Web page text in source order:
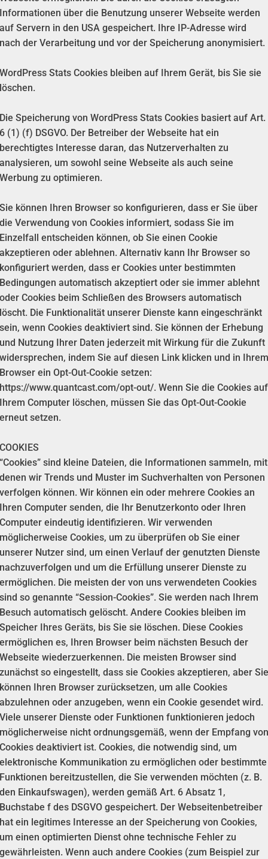
Informationen über die Benutzung unserer Webseite werden
auf Servern in den USA gespeichert. Ihre IP-Adresse wird
nach der Verarbeitung und vor der Speicherung anonymisiert.
WordPress Stats Cookies bleiben auf Ihrem Gerät, bis Sie sie
löschen.
Die Speicherung von WordPress Stats Cookies basiert auf Art.
6 (1) (f) DSGVO. Der Betreiber der Webseite hat ein
berechtigtes Interesse daran, das Nutzerverhalten zu
analysieren, um sowohl seine Webseite als auch seine
Werbung zu optimieren.
Sie können Ihren Browser so konfigurieren, dass er Sie über
die Verwendung von Cookies informiert, sodass Sie im
Einzelfall entscheiden können, ob Sie einen Cookie
akzeptieren oder ablehnen. Alternativ kann Ihr Browser so
konfiguriert werden, dass er Cookies unter bestimmten
Bedingungen automatisch akzeptiert oder sie immer ablehnt
oder Cookies beim Schließen des Browsers automatisch
löscht. Die Funktionalität unserer Dienste kann eingeschränkt
sein, wenn Cookies deaktiviert sind. Sie können der Erhebung
und Nutzung Ihrer Daten jederzeit mit Wirkung für die Zukunft
widersprechen, indem Sie auf diesen Link klicken und in Ihrem
Browser ein Opt-Out-Cookie setzen:
https://www.quantcast.com/opt-out/. Wenn Sie die Cookies auf
Ihrem Computer löschen, müssen Sie das Opt-Out-Cookie
erneut setzen.
COOKIES
“Cookies” sind kleine Dateien, die Informationen sammeln, mit
denen wir Trends und Muster im Suchverhalten von Personen
verfolgen können. Wir können ein oder mehrere Cookies an
Ihren Computer senden, die Ihr Benutzerkonto oder Ihren
Computer eindeutig identifizieren. Wir verwenden
möglicherweise Cookies, um zu überprüfen ob Sie einer
unserer Nutzer sind, um einen Verlauf der genutzten Dienste
nachzuverfolgen und um die Erfüllung unserer Dienste zu
ermöglichen. Die meisten der von uns verwendeten Cookies
sind so genannte “Session-Cookies”. Sie werden nach Ihrem
Besuch automatisch gelöscht. Andere Cookies bleiben im
Speicher Ihres Geräts, bis Sie sie löschen. Diese Cookies
ermöglichen es, Ihren Browser beim nächsten Besuch der
Webseite wiederzuerkennen. Die meisten Browser sind
zunächst so eingestellt, dass sie Cookies akzeptieren, aber Sie
können Ihren Browser zurücksetzen, um alle Cookies
abzulehnen oder anzugeben, wenn ein Cookie gesendet wird.
Viele unserer Dienste oder Funktionen funktionieren jedoch
möglicherweise nicht ordnungsgemäß, wenn der Empfang von
Cookies deaktiviert ist. Cookies, die notwendig sind, um
elektronische Kommunikation zu ermöglichen oder bestimmte
Funktionen bereitzustellen, die Sie verwenden möchten (z. B.
den Einkaufswagen), werden gemäß Art. 6 Absatz 1,
Buchstabe f des DSGVO gespeichert. Der Webseitenbetreiber
hat ein legitimes Interesse an der Speicherung von Cookies,
um einen optimierten Dienst ohne technische Fehler zu
gewährleisten. Wenn auch andere Cookies (zum Beispiel zur